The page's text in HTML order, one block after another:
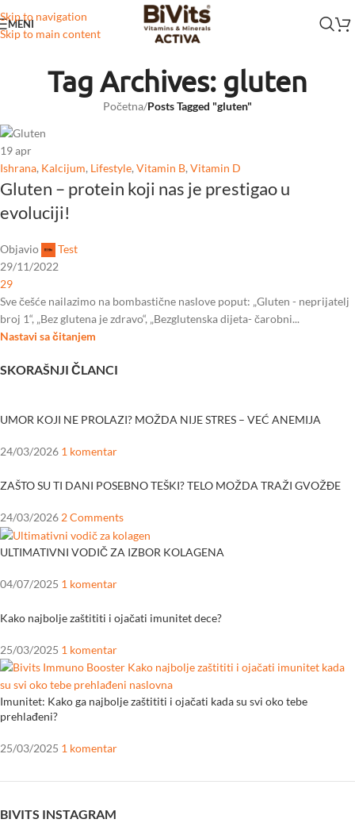
Skip to navigation
Skip to main content
MENI
Tag Archives: gluten
Početna/Posts Tagged "gluten"
19apr
Ishrana, Kalcijum, Lifestyle, Vitamin B, Vitamin D
Gluten – protein koji nas je prestigao u
evoluciji!
Objavio
Test
29/11/2022
29
Sve češće nailazimo na bombastične naslove poput: „Gluten - neprijatelj
broj 1“, „Bez glutena je zdravo“, „Bezglutenska dijeta- čarobni...
Nastavi sa čitanjem
SKORAŠNJI ČLANCI
UMOR KOJI NE PROLAZI? MOŽDA NIJE STRES – VEĆ ANEMIJA
24/03/2026 1 komentar
ZAŠTO SU TI DANI POSEBNO TEŠKI? TELO MOŽDA TRAŽI GVOŽĐE
24/03/2026 2 Comments
ULTIMATIVNI VODIČ ZA IZBOR KOLAGENA
04/07/2025 1 komentar
Kako najbolje zaštititi i ojačati imunitet dece?
25/03/2025 1 komentar
Imunitet: Kako ga najbolje zaštititi i ojačati kada su svi oko tebe
prehlađeni?
25/03/2025 1 komentar
BIVITS INSTAGRAM